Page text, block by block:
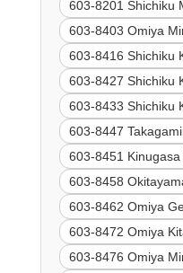
603-8201 Shichiku
603-8403 Omiya
603-8416 Shichiku
603-8427 Shichiku
603-8433 Shichiku
603-8447
603-8451
603-8458
603-8462 Omiya
603-8472 Omiya
603-8476 Omiya